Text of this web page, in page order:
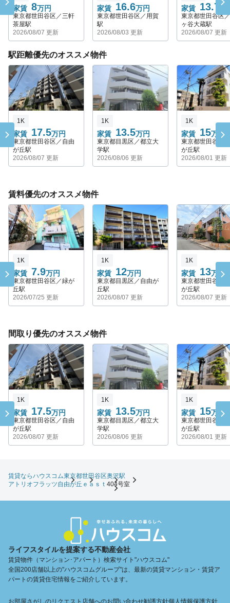
家賃 8万円
東京都世田谷区／三軒
茶屋駅
2026/08/07 更新
家賃 16.6万円
東京都世田谷区／用賀
駅
2026/08/03 更新
家賃 13.7
東京都世田谷区
ヶ谷大蔵駅
2026/08/07 更新
駅距離優先のオススメ物件
家賃 17.5万円
1K
東京都世田谷区／自由
が丘駅
2026/08/07 更新
家賃 13.5万円
1K
東京都目黒区／都立大
学駅
2026/08/06 更新
家賃 15万円
1K
東京都世田谷区
が丘駅
2026/08/01 更新
賃料優先のオススメ物件
家賃 7.9万円
1K
東京都世田谷区／緑が
丘駅
2026/07/25 更新
家賃 12万円
1K
東京都目黒区／自由が
丘駅
2026/08/07 更新
家賃 13万円
1K
東京都世田谷区
が丘駅
2026/08/07 更新
間取り優先のオススメ物件
家賃 17.5万円
1K
東京都世田谷区／自由
が丘駅
2026/08/07 更新
家賃 13.5万円
1K
東京都目黒区／都立大
学駅
2026/08/06 更新
家賃 15万円
1K
東京都世田谷区
が丘駅
2026/08/01 更新
賃貸ならハウスコム東京都世田谷区奥沢駅
アトリオフラッツ自由が丘ｅａｓｔ 404号室
ライフスタイルを提案する不動産会社
賃貸物件（マンション･アパート）検索サイト"ハウスコム"
全国200店舗以上の"ハウスコムグループ"は、最新の賃貸マンション・賃貸ア
パートの賃貸住宅情報をご紹介しています。
お部屋さがしのリクエスト 店舗へのお問い合わせ勧誘方針個人情報保護方針